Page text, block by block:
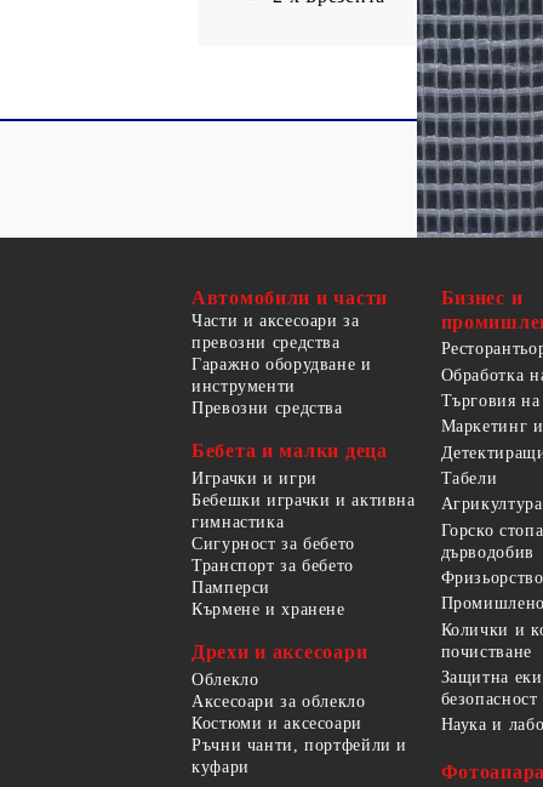
Автомобили и части
Части и аксесоари за
превозни средства
Гаражно оборудване и
инструменти
Превозни средства
Бебета и малки деца
Играчки и игри
Бебешки играчки и активна
гимнастика
Сигурност за бебето
Транспорт за бебето
Памперси
Кърмене и хранене
Дрехи и аксесоари
Облекло
Аксесоари за облекло
Костюми и аксесоари
Ръчни чанти, портфейли и
куфари
Бизнес и
Обработка
Търговия
Маркетинг
Табели
Агрикултура
Горско
дърводобив
Колички и
почистване
Защитна
Наука и